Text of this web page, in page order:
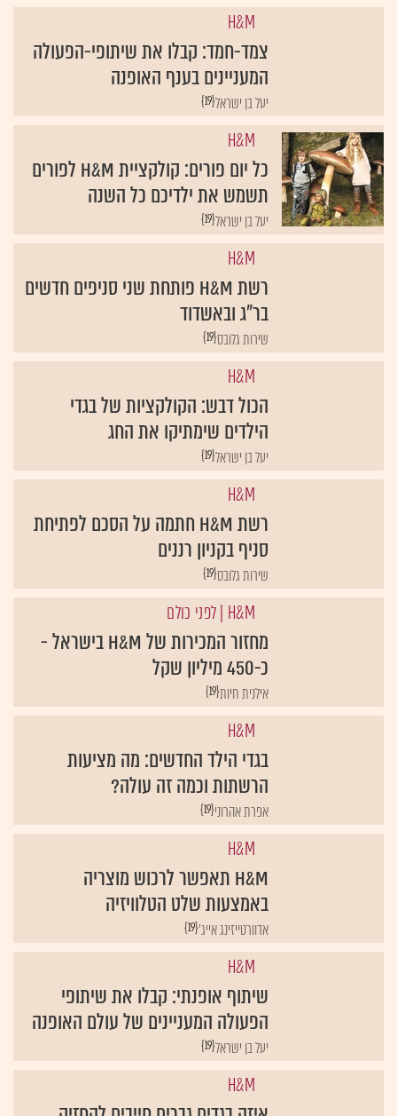
צמד-חמד: קבלו את שיתופי-הפעולה
המעניינים בענף האופנה
{19}יעל בן ישראל
תשמש את ילדיכם כל השנה
{19}יעל בן ישראל
בר"ג ובאשדוד
{19}שירות גלובס
הכול דבש: הקולקציות של בגדי
הילדים שימתיקו את החג
{19}יעל בן ישראל
סניף בקניון רננים
{19}שירות גלובס
כ-450 מיליון שקל
{19}אילנית חיות
בגדי הילד החדשים: מה מציעות
הרשתות וכמה זה עולה?
{19}אפרת אהרוני
H&M תאפשר לרכוש מוצריה
באמצעות שלט הטלוויזיה
{19}אדוורטייזינג אייג'
שיתוף אופנתי: קבלו את שיתופי
הפעולה המעניינים של עולם האופנה
יעל בן ישראל
איזה בגדים גברים חייבים להחזיק